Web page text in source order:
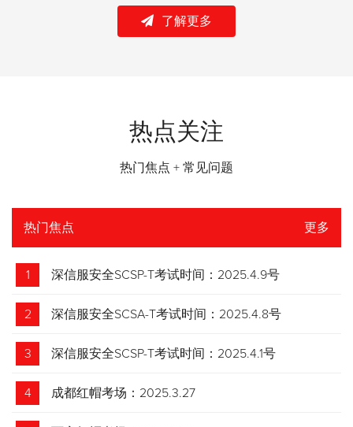
了解更多
热点关注
热门焦点 + 常见问题
热门焦点 更多
1 深信服安全SCSP-T考试时间：2025.4.9号
2 深信服安全SCSA-T考试时间：2025.4.8号
3 深信服安全SCSP-T考试时间：2025.4.1号
4 成都红帽考场：2025.3.27